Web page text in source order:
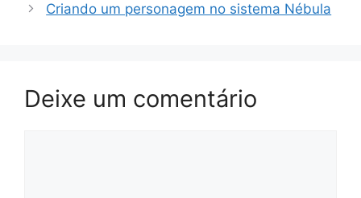
Criando um personagem no sistema Nébula
Deixe um comentário